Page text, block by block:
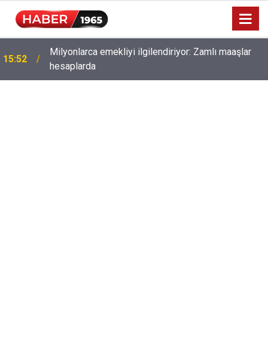
15:52
Milyonlarca emekliyi ilgilendiriyor: Zamlı maaşlar
hesaplarda